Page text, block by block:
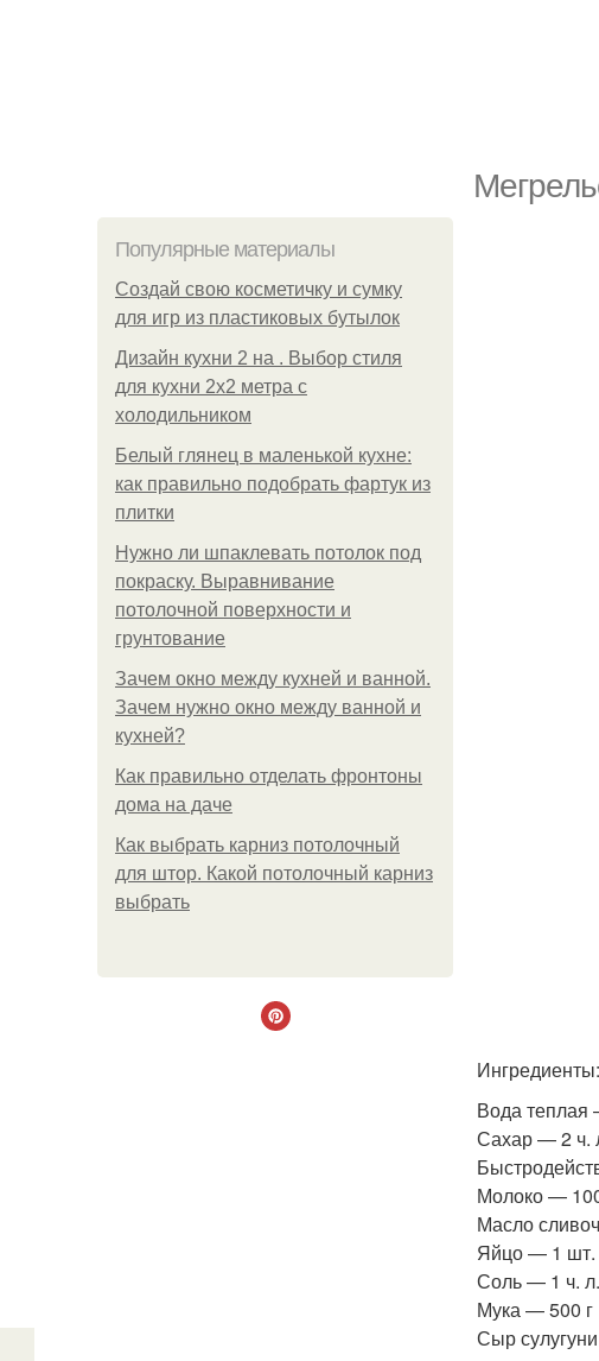
Популярные материалы
Создай свою косметичку и сумку
для игр из пластиковых бутылок
Дизайн кухни 2 на . Выбор стиля
для кухни 2х2 метра с
холодильником
Белый глянец в маленькой кухне:
как правильно подобрать фартук из
плитки
Нужно ли шпаклевать потолок под
покраску. Выравнивание
потолочной поверхности и
грунтование
Зачем окно между кухней и ванной.
Зачем нужно окно между ванной и
кухней?
Как правильно отделать фронтоны
дома на даче
Как выбрать карниз потолочный
для штор. Какой потолочный карниз
выбрать
Ингредиенты:
Вода
Сахар — 2 ч.
Молоко —
Масло
Яйцо — 1 шт.
Соль — 1 ч. л.
Мука — 500 г
Сыр